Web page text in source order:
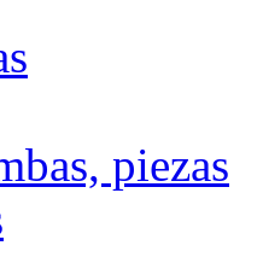
piezas